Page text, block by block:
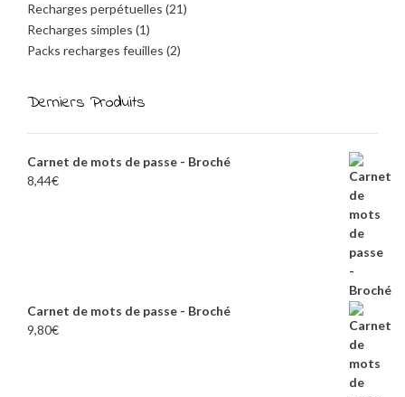
Recharges perpétuelles (21)
Recharges simples (1)
Packs recharges feuilles (2)
Derniers Produits
Carnet de mots de passe - Broché
8,44€
Carnet de mots de passe - Broché
9,80€